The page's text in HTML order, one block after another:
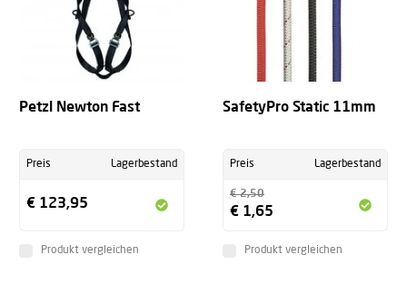
Petzl Newton Fast
Preis Lagerbestand
€ 123,95
Produkt vergleichen
SafetyPro Static 11mm
Preis Lagerbestand
€ 2,50
€ 1,65
Produkt vergleichen